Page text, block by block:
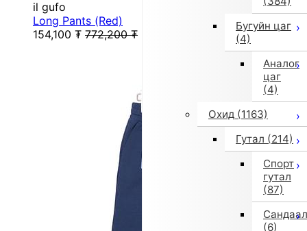
Бугуйн цаг
(4)
Аналог
цаг
(4)
Охид (1163)
Гутал (214)
Спорт
гутал
(87)
Сандаал
(6)
il gufo
Long Pants (Red)
154,100 ₮ 772,200 ₮